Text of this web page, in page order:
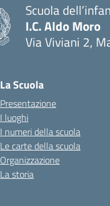
Scuola
I.C. Aldo Moro
Via Viviani 2,
La Scuola
Presentazione
I luoghi
I numeri della scuola
Le carte della scuola
Organizzazione
La storia